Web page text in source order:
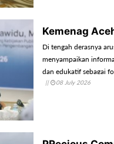
Kemenag
Di tengah derasnya
menyampaikan
dan edukatif sebagai
|| 08 July 2026